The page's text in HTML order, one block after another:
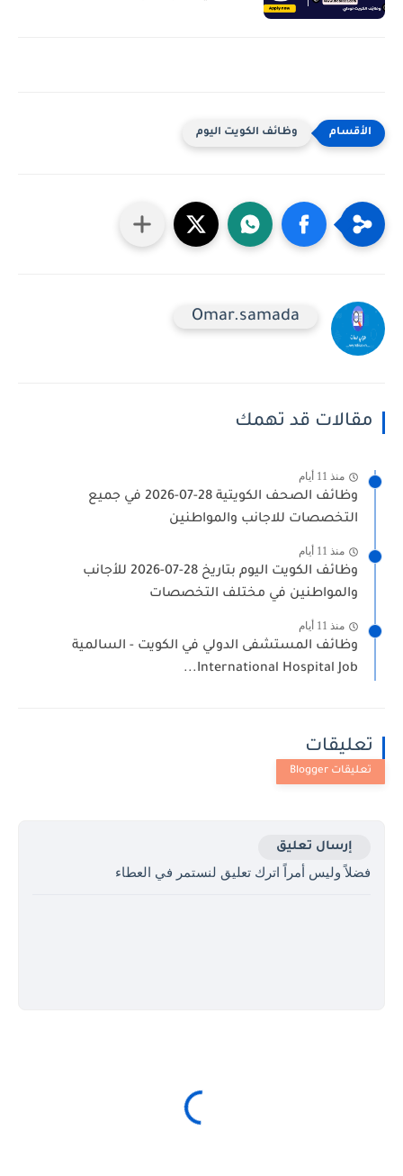
وظائف الكويت اليوم
Omar.samada
مقالات قد تهمك
منذ 11 أيام
وظائف الصحف الكويتية 28-07-2026 في جميع
التخصصات للاجانب والمواطنين
منذ 11 أيام
وظائف الكويت اليوم بتاريخ 28-07-2026 للأجانب
والمواطنين في مختلف التخصصات
منذ 11 أيام
وظائف المستشفى الدولي في الكويت - السالمية
International Hospital Job...
تعليقات
إرسال تعليق
فضلاً وليس أمراً اترك تعليق لنستمر في العطاء